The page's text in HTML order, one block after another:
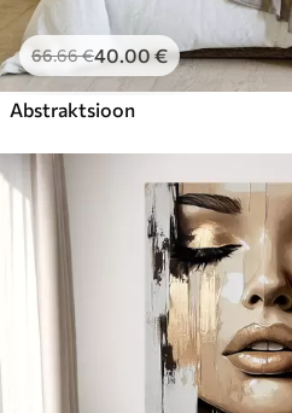
66.66€40.00€
Abstraktsioon